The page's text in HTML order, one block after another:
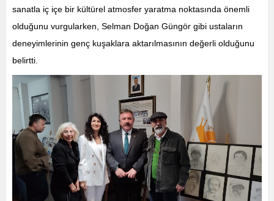
sanatla iç içe bir kültürel atmosfer yaratma noktasında önemli
olduğunu vurgularken, Selman Doğan Güngör gibi ustaların
deneyimlerinin genç kuşaklara aktarılmasının değerli olduğunu
belirtti.